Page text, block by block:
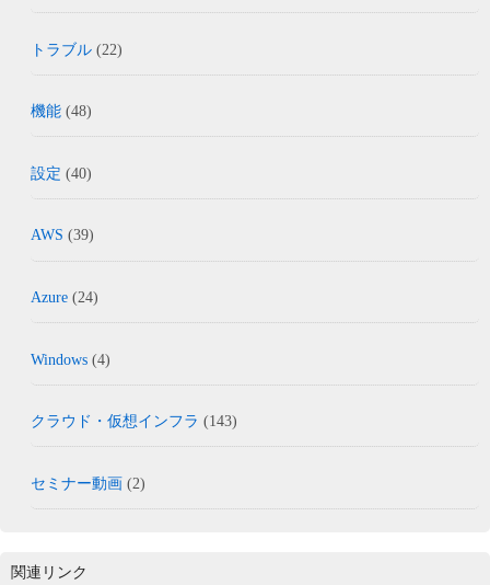
トラブル (22)
機能 (48)
設定 (40)
AWS (39)
Azure (24)
Windows (4)
クラウド・仮想インフラ (143)
セミナー動画 (2)
関連リンク